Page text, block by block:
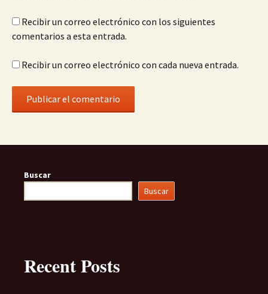
Recibir un correo electrónico con los siguientes
comentarios a esta entrada.
Recibir un correo electrónico con cada nueva entrada.
Buscar
Buscar
Recent Posts